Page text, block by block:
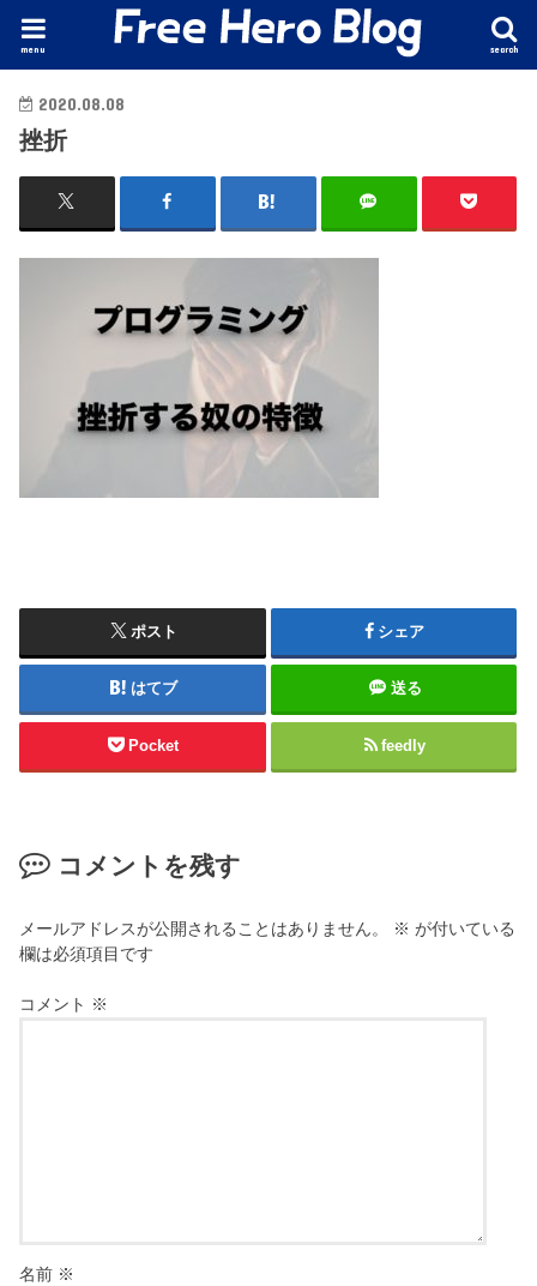
search
menu
2020.08.08
挫折
ポスト シェア
はてブ 送る
Pocket feedly
コメントを残す
メールアドレスが公開されることはありません。 ※ が付いている
欄は必須項目です
コメント ※
名前 ※